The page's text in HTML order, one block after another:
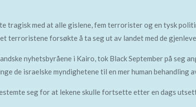
tragisk med at alle gislene, fem terrorister og en tysk
terroristene forsøkte å ta seg ut av landet med de
nyhetsbyråene i Kairo, tok Black September på seg
de israelske myndighetene til en mer human behandling
seg for at lekene skulle fortsette etter en dags